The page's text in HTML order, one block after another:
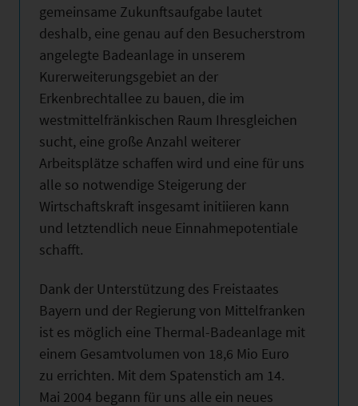
gemeinsame Zukunftsaufgabe lautet
deshalb, eine genau auf den Besucherstrom
angelegte Badeanlage in unserem
Kurerweiterungsgebiet an der
Erkenbrechtallee zu bauen, die im
westmittelfränkischen Raum Ihresgleichen
sucht, eine große Anzahl weiterer
Arbeitsplätze schaffen wird und eine für uns
alle so notwendige Steigerung der
Wirtschaftskraft insgesamt initiieren kann
und letztendlich neue Einnahmepotentiale
schafft.
Dank der Unterstützung des Freistaates
Bayern und der Regierung von Mittelfranken
ist es möglich eine Thermal-Badeanlage mit
einem Gesamtvolumen von 18,6 Mio Euro
zu errichten. Mit dem Spatenstich am 14.
Mai 2004 begann für uns alle ein neues